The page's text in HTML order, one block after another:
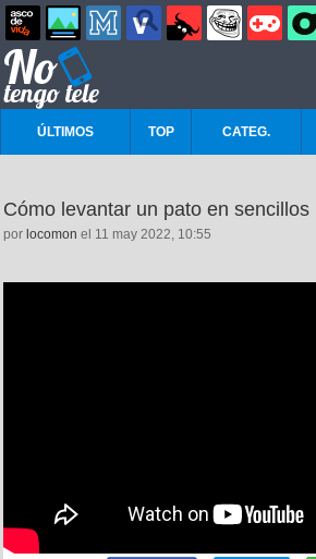
ÚLTIMOS TOP CATEG.
Cómo levantar un pato en sencillos
por locomon el 11 may 2022, 10:55